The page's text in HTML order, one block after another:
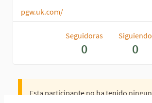
pgw.uk.com/
Seguidoras
0
Siguiendo
0
Esta participante no ha tenido